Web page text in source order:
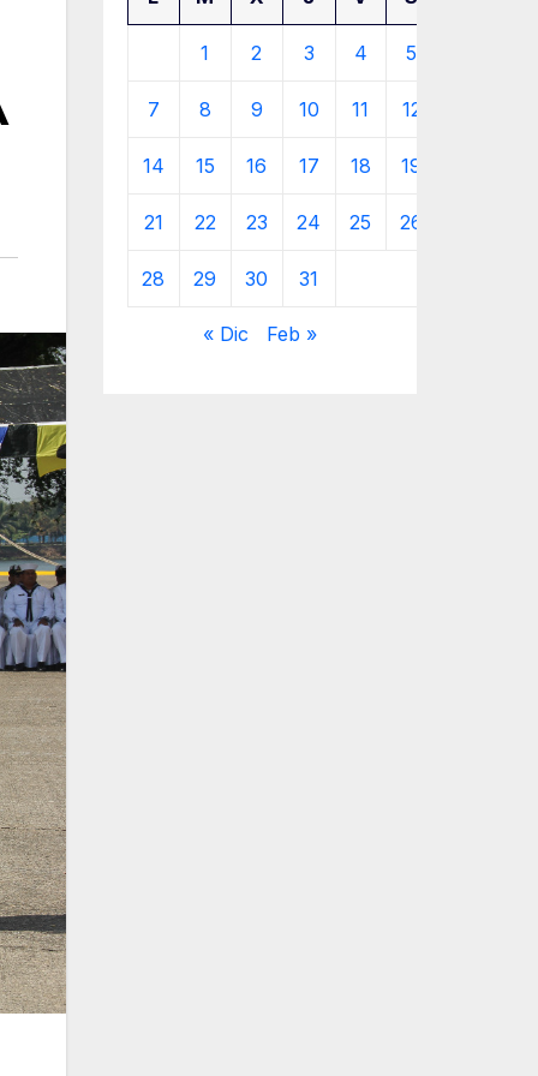
1 2 3 4 5
7 8 9 10 11 12
14 15 16 17 18 19
21 22 23 24 25 26
28 29 30 31
« Dic Feb »